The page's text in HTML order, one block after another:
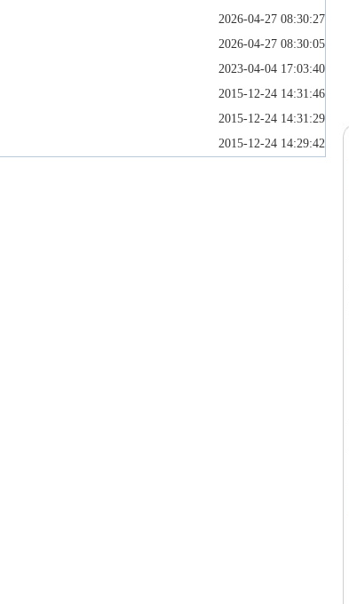
2026-04-27 08:30:27
2026-04-27 08:30:05
2023-04-04 17:03:40
2015-12-24 14:31:46
2015-12-24 14:31:29
2015-12-24 14:29:42